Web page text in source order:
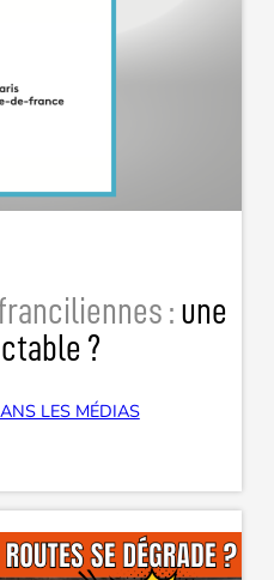
: une
?
LES MÉDIAS